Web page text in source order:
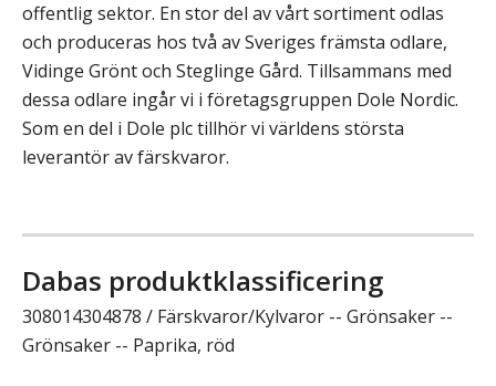
offentlig sektor. En stor del av vårt sortiment odlas
och produceras hos två av Sveriges främsta odlare,
Vidinge Grönt och Steglinge Gård. Tillsammans med
dessa odlare ingår vi i företagsgruppen Dole Nordic.
Som en del i Dole plc tillhör vi världens största
leverantör av färskvaror.
Dabas produktklassificering
308014304878 / Färskvaror/Kylvaror -- Grönsaker --
Grönsaker -- Paprika, röd